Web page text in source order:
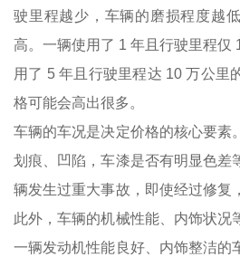
驶里程越少，车辆的磨损程度越
高。一辆使用了 1 年且行驶里程仅
用了 5 年且行驶里程达 10 万公里
格可能会高出很多。
车辆的车况是决定价格的核心要素
划痕、凹陷，车漆是否有明显色差
辆发生过重大事故，即使经过修复
此外，车辆的机械性能、内饰状况
一辆发动机性能良好、内饰整洁的